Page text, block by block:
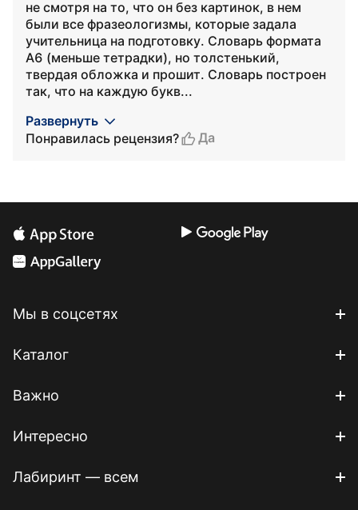
не смотря на то, что он без картинок, в нем
были все фразеологизмы, которые задала
учительница на подготовку. Словарь формата
А6 (меньше тетрадки), но толстенький,
твердая обложка и прошит. Словарь построен
так, что на каждую букв...
Развернуть
Понравилась рецензия?
Да
Мы в соцсетях
Каталог
Важно
Интересно
Лабиринт — всем